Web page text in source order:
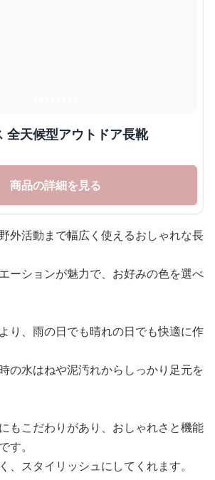
全天候型アウトドア長靴
商品の詳細を見る
外活動まで幅広く使えるおしゃれな長
ーションが魅力で、お好みの色を選べ
り、雨の日でも晴れの日でも快適に作
の水はねや泥汚れからしっかり足元を
もこだわりがあり、おしゃれさと機能
す。
、スタイリッシュにしてくれます。